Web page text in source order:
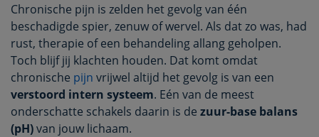
Chronische pijn is zelden het gevolg van één
beschadigde spier, zenuw of wervel. Als dat zo was, had
rust, therapie of een behandeling allang geholpen.
Toch blijf jij klachten houden. Dat komt omdat
chronische pijn vrijwel altijd het gevolg is van een
verstoord intern systeem. Eén van de meest
onderschatte schakels daarin is de zuur-base balans
(pH)van jouw lichaam.